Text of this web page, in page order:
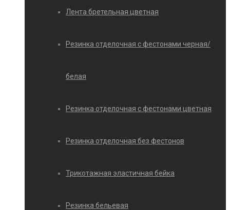
Лента бретельная цветная
Резинка отделочная с фестонами черная/
белая
Резинка отделочная с фестонами цветная
Резинка отделочная без фестонов
Трикотажная эластичная бейка
Резинка бельевая